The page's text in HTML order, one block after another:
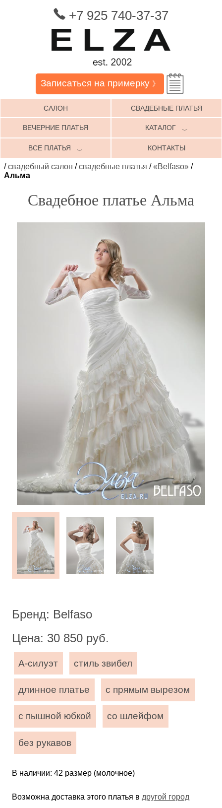
+7 925 740-37-37
Записаться на примерку 》
САЛОН СВАДЕБНЫЕ ПЛАТЬЯ
ВЕЧЕРНИЕ ПЛАТЬЯ КАТАЛОГ ﹀
ВСЕ ПЛАТЬЯ ﹀ КОНТАКТЫ
/свадебный салон /свадебные платья /«Belfaso» /
Альма
Свадебное платье Альма
Бренд: Belfaso
Цена: 30 850 руб.
А-силуэт стиль звибел
длинное платье с прямым вырезом
с пышной юбкой со шлейфом
без рукавов
В наличии: 42 размер (молочное)
Возможна доставка этого платья в другой город